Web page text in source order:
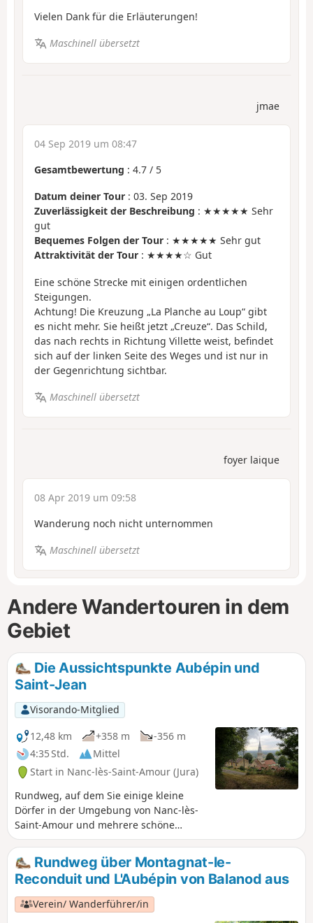
Vielen Dank für die Erläuterungen!
Maschinell übersetzt
jmae
04 Sep 2019 um 08:47
Gesamtbewertung : 4.7 / 5
Datum deiner Tour : 03. Sep 2019
Zuverlässigkeit der Beschreibung : ★★★★★ Sehr
gut
Bequemes Folgen der Tour : ★★★★★ Sehr gut
Attraktivität der Tour : ★★★★☆ Gut
Eine schöne Strecke mit einigen ordentlichen
Steigungen.
Achtung! Die Kreuzung „La Planche au Loup“ gibt
es nicht mehr. Sie heißt jetzt „Creuze“. Das Schild,
das nach rechts in Richtung Villette weist, befindet
sich auf der linken Seite des Weges und ist nur in
der Gegenrichtung sichtbar.
Maschinell übersetzt
foyer laique
08 Apr 2019 um 09:58
Wanderung noch nicht unternommen
Maschinell übersetzt
Andere Wandertouren in dem
Gebiet
Die Aussichtspunkte Aubépin und
Saint-Jean
Visorando-Mitglied
12,48 km
+358 m
-356 m
4:35 Std.
Mittel
Start in Nanc-lès-Saint-Amour (Jura)
Rundweg, auf dem Sie einige kleine
Dörfer in der Umgebung von Nanc-lès-
Saint-Amour und mehrere schöne
Aussichtspunkte entdecken können.
Rundweg über Montagnat-le-
Reconduit und L'Aubépin von Balanod aus
Verein/ Wanderführer/in